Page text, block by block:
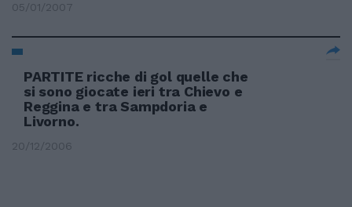
05/01/2007
PARTITE ricche di gol quelle che
si sono giocate ieri tra Chievo e
Reggina e tra Sampdoria e
Livorno.
20/12/2006